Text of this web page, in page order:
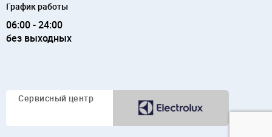
График работы
06:00 - 24:00
без выходных
Сервисный центр